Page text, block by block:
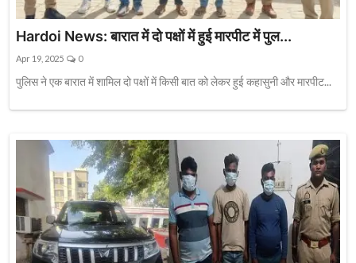
Hardoi News: बारात में दो पक्षों में हुई मारपीट में पुल...
Apr 19, 2025 0
पुलिस ने एक बारात में शामिल दो पक्षों में किसी बात को लेकर हुई कहासुनी और मारपीट...